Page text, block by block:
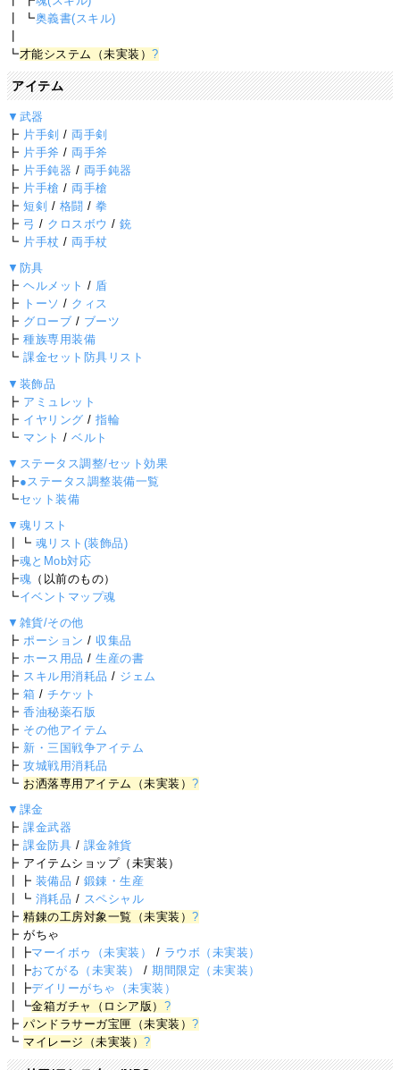
┃ ┗奥義書(スキル)
┗才能システム（未実装）?
アイテム
▼武器
┣ 片手剣 / 両手剣
┣ 片手斧 / 両手斧
┣ 片手鈍器 / 両手鈍器
┣ 片手槍 / 両手槍
┣短剣 / 格闘 /拳
┣ 弓 / クロスボウ /銃
┗ 片手杖 / 両手杖
▼防具
┣ヘルメット / 盾
┣ トーソ / クィス
┣ グローブ / ブーツ
┣種族専用装備
┗課金セット防具リスト
▼装飾品
┣ アミュレット
┣ イヤリング /指輪
┗ マント /ベルト
▼ステータス調整/セット効果
┣●ステータス調整装備一覧
┗セット装備
▼魂リスト
┃┗ 魂リスト(装飾品)
┣魂とMob対応
┣魂 （以前のもの）
┗イベントマップ魂
▼雑貨/その他
┣ ポーション / 収集品
┣ ホース用品 /生産の書
┣ スキル用消耗品 / ジェム
┣箱 /チケット
┣香油秘薬石版
┣ その他アイテム
┣ 新・三国戦争アイテム
┣攻城戦用消耗品
┗ お洒落専用アイテム（未実装）?
▼課金
┣課金武器
┣課金防具 / 課金雑貨
┣ アイテムショップ（未実装）
┃┣ 装備品 / 鍛錬・生産
┃┗ 消耗品 / スペシャル
┣精錬の工房対象一覧（未実装）?
┣ がちゃ
┃┣マーイボゥ（未実装） / ラウボ（未実装）
┃┣おてがる（未実装） /期間限定（未実装）
┃┣デイリーがちゃ（未実装）
┃┗金箱ガチャ（ロシア版） ?
┣パンドラサーガ宝匣（未実装）?
┗ マイレージ（未実装）?